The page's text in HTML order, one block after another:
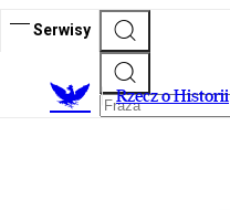
Serwisy
Rzecz o Historii